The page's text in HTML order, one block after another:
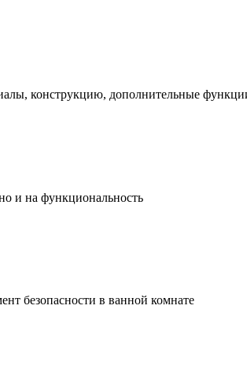
конструкцию, дополнительные
и на функциональность
безопасности в ванной комнате